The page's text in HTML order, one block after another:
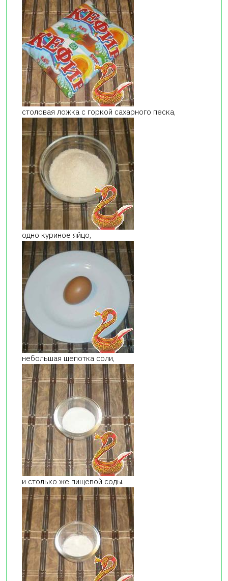
столовая ложка с горкой сахарного песка,
одно куриное яйцо,
небольшая щепотка соли,
и столько же пищевой соды.